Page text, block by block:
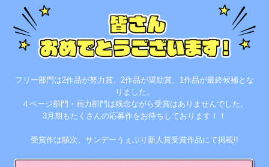
フリー部門は2作品が努力賞、2作品が奨励賞、1作品が最終候補とな
りました。
４ページ部門・画力部門は残念ながら受賞はありませんでした。
3月期もたくさんの応募作をお待ちしております！！
受賞作は順次、サンデーうぇぶり新人賞受賞作品にて掲載!!